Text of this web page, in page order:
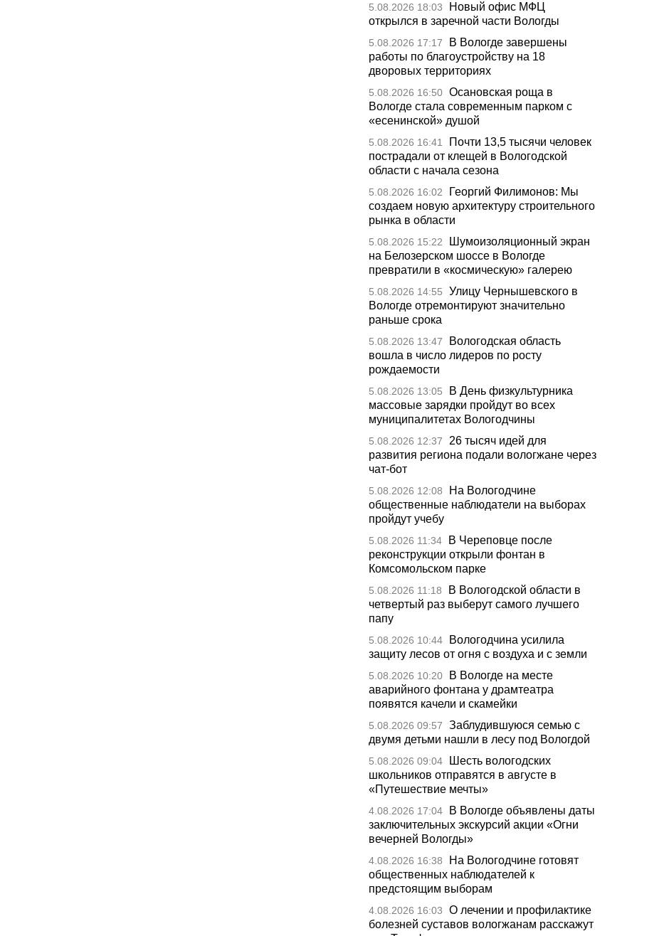
5.08.2026 18:03
Новый офис МФЦ
открылся в заречной части Вологды
5.08.2026 17:17
В Вологде завершены
работы по благоустройству на 18
дворовых территориях
5.08.2026 16:50 Осановская роща в
Вологде стала современным парком с
«есенинской» душой
5.08.2026 16:41
Почти 13,5 тысячи человек
пострадали от клещей в Вологодской
области с начала сезона
5.08.2026 16:02
Георгий Филимонов: Мы
создаем новую архитектуру строительного
рынка в области
5.08.2026 15:22
Шумоизоляционный экран
на Белозерском шоссе в Вологде
превратили в «космическую» галерею
5.08.2026 14:55
Улицу Чернышевского в
Вологде отремонтируют значительно
раньше срока
5.08.2026 13:47
Вологодская область
вошла в число лидеров по росту
рождаемости
5.08.2026 13:05
В День физкультурника
массовые зарядки пройдут во всех
муниципалитетах Вологодчины
5.08.2026 12:37
26 тысяч идей для
развития региона подали вологжане через
чат-бот
5.08.2026 12:08
На Вологодчине
общественные наблюдатели на выборах
пройдут учебу
5.08.2026 11:34
В Череповце после
реконструкции открыли фонтан в
Комсомольском парке
5.08.2026 11:18
В Вологодской области в
четвертый раз выберут самого лучшего
папу
5.08.2026 10:44
Вологодчина усилила
защиту лесов от огня с воздуха и с земли
5.08.2026 10:20
В Вологде на месте
аварийного фонтана у драмтеатра
появятся качели и скамейки
5.08.2026 09:57
Заблудившуюся семью с
двумя детьми нашли в лесу под Вологдой
5.08.2026 09:04
Шесть вологодских
школьников отправятся в августе в
«Путешествие мечты»
4.08.2026 17:04
В Вологде объявлены даты
заключительных экскурсий акции «Огни
вечерней Вологды»
4.08.2026 16:38
На Вологодчине готовят
общественных наблюдателей к
предстоящим выборам
4.08.2026 16:03
О лечении и профилактике
болезней суставов вологжанам расскажут